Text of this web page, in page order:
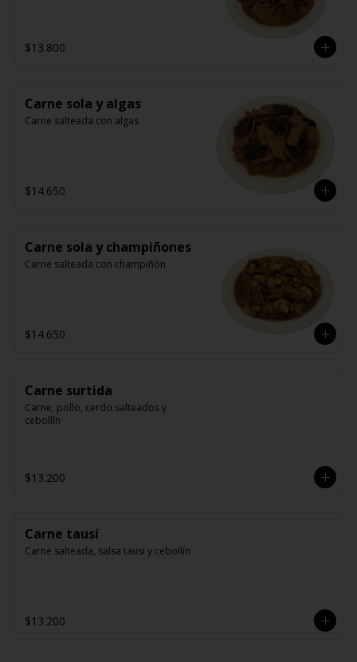
$13.800
Carne sola y algas
Carne salteada con algas
$14.650
Carne sola y champiñones
Carne salteada con champiñón
$14.650
Carne surtida
Carne, pollo, cerdo salteados y
cebollín
$13.200
Carne tausí
Carne salteada, salsa tausí y cebollín
$13.200